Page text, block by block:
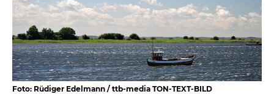
Foto: Rüdiger Edelmann / ttb-media TON-TEXT-BILD